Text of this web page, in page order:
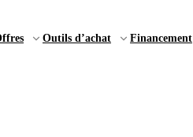
Outils d’achat Financement